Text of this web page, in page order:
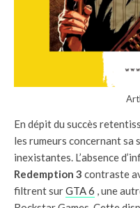
En dépit du succès
les rumeurs concernant
inexistantes. L’absence
Redemption 3 contraste
filtrent surGTA 6 , une